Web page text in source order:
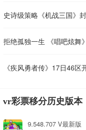
史诗级策略《机战三国》
拒绝孤独一生 《唱吧炫舞
《疾风勇者传》17日46
vr彩票移分历史版本
9.548.707 V最新版